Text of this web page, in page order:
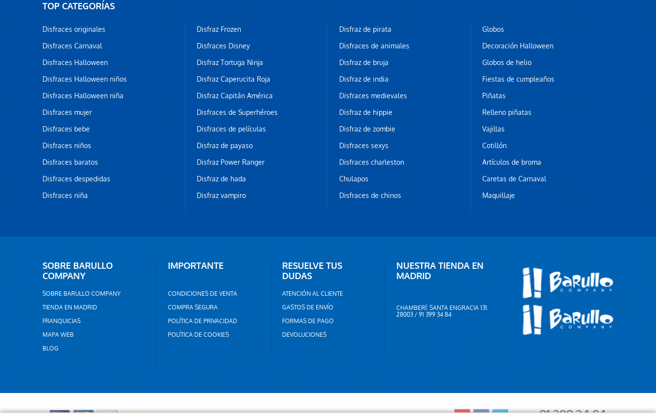
TOP CATEGORÍAS
Disfraces originales
Disfraces Carnaval
Disfraces Halloween
Disfraces Halloween niños
Disfraces Halloween niña
Disfraces mujer
Disfraces bebe
Disfraces niños
Disfraces baratos
Disfraces despedidas
Disfraces niña
Disfraz Frozen
Disfraces Disney
Disfraz Tortuga Ninja
Disfraz Caperucita Roja
Disfraz Capitán América
Disfraces de Superhéroes
Disfraces de películas
Disfraz de payaso
Disfraz Power Ranger
Disfraz de hada
Disfraz vampiro
Disfraz de pirata
Disfraces de animales
Disfraz de bruja
Disfraz de india
Disfraces medievales
Disfraz de hippie
Disfraz de zombie
Disfraces sexys
Disfraces charleston
Chulapos
Disfraces de chinos
Globos
Decoración Halloween
Globos de helio
Fiestas de cumpleaños
Piñatas
Relleno piñatas
Vajillas
Cotillón
Artículos de broma
Caretas de Carnaval
Maquillaje
SOBRE BARULLO
COMPANY
SOBRE BARULLO COMPANY
TIENDA EN MADRID
FRANQUICIAS
MAPA WEB
BLOG
IMPORTANTE
CONDICIONES DE VENTA
COMPRA SEGURA
POLÍTICA DE PRIVACIDAD
POLÍTICA DE COOKIES
RESUELVE TUS
DUDAS
ATENCIÓN AL CLIENTE
GASTOS DE ENVÍO
FORMAS DE PAGO
DEVOLUCIONES
NUESTRA TIENDA EN
MADRID
CHAMBERÍ: SANTA ENGRACIA 131.
28003 / 91 399 34 84